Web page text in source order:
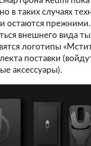
в таких случаях
остаются
внешнего вида
логотипы
поставки
аксессуары).